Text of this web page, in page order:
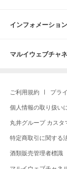
インフォメーション
マルイウェブチャ
ご利用規約 プラ
個人情報の取り扱い
丸井グループ カス
特定商取引に関する
酒類販売管理者標識